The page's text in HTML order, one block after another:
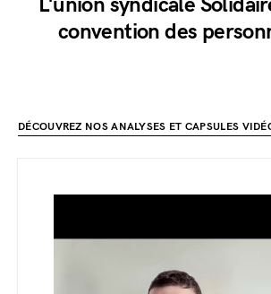
convention des
DÉCOUVREZ NOS ANALYSES ET CAPSULES